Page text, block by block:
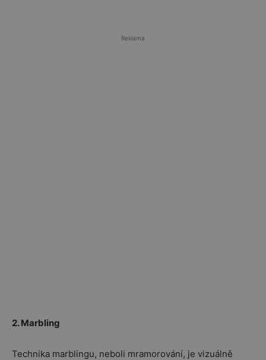
Reklama
2. Marbling
Technika marblingu, neboli mramorování, je vizuálně